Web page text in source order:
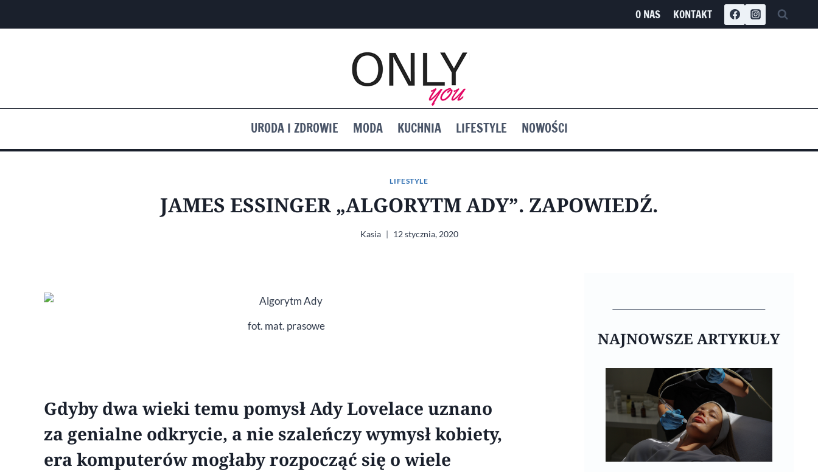
O NAS KONTAKT
URODA I ZDROWIE MODA KUCHNIA LIFESTYLE NOWOŚCI
LIFESTYLE
JAMES ESSINGER „ALGORYTM ADY”. ZAPOWIEDŹ.
Kasia 12 stycznia, 2020
fot. mat. prasowe
Gdyby dwa wieki temu pomysł Ady Lovelace uznano
za genialne odkrycie, a nie szaleńczy wymysł kobiety,
era komputerów mogłaby rozpocząć się o wiele
NAJNOWSZE ARTYKUŁY